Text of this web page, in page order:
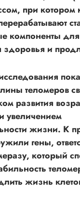
при котором
компоненты для
и
теломеров
развития
увеличением
жизни. К
гены,
который
жизнь